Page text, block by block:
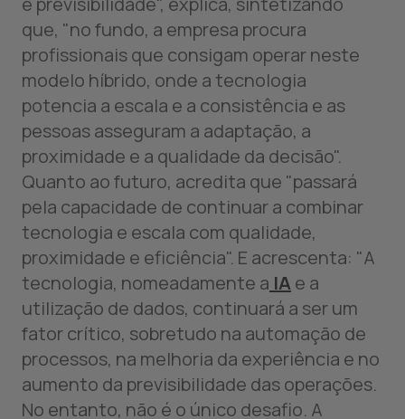
que, "no fundo, a empresa procura
profissionais que consigam operar neste
modelo híbrido, onde a tecnologia
potencia a escala e a consistência e as
pessoas asseguram a adaptação, a
proximidade e a qualidade da decisão".
Quanto ao futuro, acredita que "passará
pela capacidade de continuar a combinar
tecnologia e escala com qualidade,
proximidade e eficiência". E acrescenta: "A
tecnologia, nomeadamente a IAe a
utilização de dados, continuará a ser um
fator crítico, sobretudo na automação de
processos, na melhoria da experiência e no
aumento da previsibilidade das operações.
No entanto, não é o único desafio. A